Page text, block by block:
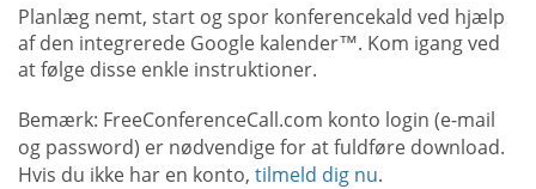
Planlæg nemt, start og spor konferencekald ved hjælp
af den integrerede Google kalender™. Kom igang ved
at følge disse enkle instruktioner.
Bemærk: FreeConferenceCall.com konto login (e-mail
og password) er nødvendige for at fuldføre download.
Hvis du ikke har en konto, tilmeld dig nu.